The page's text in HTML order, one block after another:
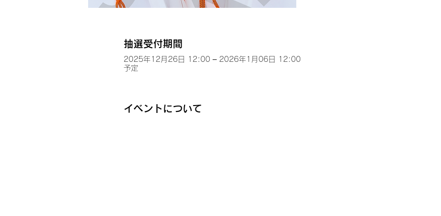
抽選受付期間
2025年12月26日 12:00 – 2026年1月06日 12:00
予定
イベントについて